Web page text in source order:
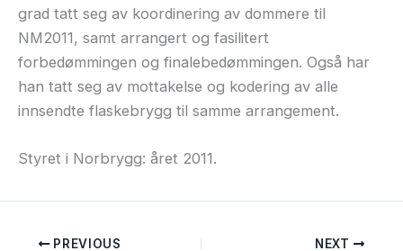
grad tatt seg av koordinering av dommere til
NM2011, samt arrangert og fasilitert
forbedømmingen og finalebedømmingen. Også har
han tatt seg av mottakelse og kodering av alle
innsendte flaskebrygg til samme arrangement.
Styret i Norbrygg: året 2011.
PREVIOUS NEXT